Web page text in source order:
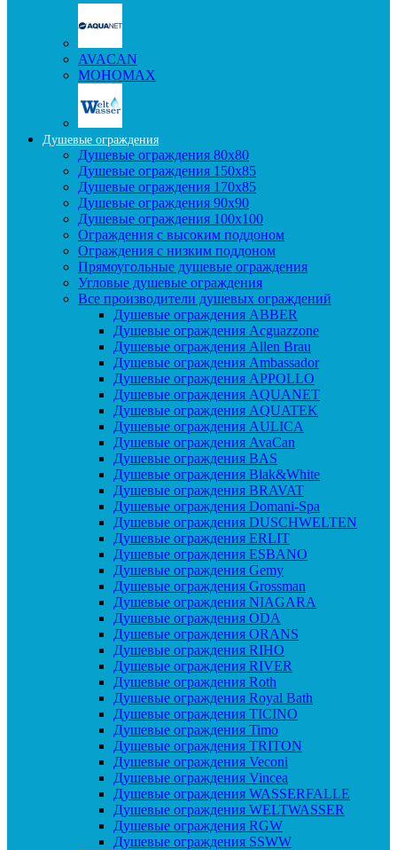
AVACAN
МОНОМАХ
Душевые ограждения
Душевые ограждения 80x80
Душевые ограждения 150x85
Душевые ограждения 170x85
Душевые ограждения 90x90
Душевые ограждения 100x100
Ограждения с высоким поддоном
Ограждения с низким поддоном
Прямоугольные душевые ограждения
Угловые душевые ограждения
Все производители душевых ограждений
Душевые ограждения ABBER
Душевые ограждения Acguazzone
Душевые ограждения Allen Brau
Душевые ограждения Ambassador
Душевые ограждения APPOLLO
Душевые ограждения AQUANET
Душевые ограждения AQUATEK
Душевые ограждения AULICA
Душевые ограждения AvaCan
Душевые ограждения BAS
Душевые ограждения Blak&White
Душевые ограждения BRAVAT
Душевые ограждения Domani-Spa
Душевые ограждения DUSCHWELTEN
Душевые ограждения ERLIT
Душевые ограждения ESBANO
Душевые ограждения Gemy
Душевые ограждения Grossman
Душевые ограждения NIAGARA
Душевые ограждения ODA
Душевые ограждения ORANS
Душевые ограждения RIHO
Душевые ограждения RIVER
Душевые ограждения Roth
Душевые ограждения Royal Bath
Душевые ограждения TICINO
Душевые ограждения Timo
Душевые ограждения TRITON
Душевые ограждения Veconi
Душевые ограждения Vincea
Душевые ограждения WASSERFALLE
Душевые ограждения WELTWASSER
Душевые ограждения RGW
Душевые ограждения SSWW